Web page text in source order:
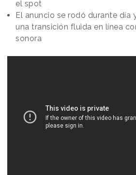
el spot
El anuncio se rodó durante día
una transición fluida en línea
sonora